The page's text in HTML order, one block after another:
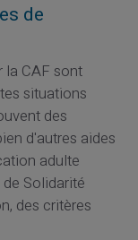
de
CAF sont
situations
des
d'autres aides
adulte
Solidarité
des critères